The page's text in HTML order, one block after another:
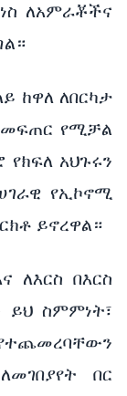
ለአምራቾችና
ከዋለ ለበርካታ
መፍጠር የሚቻል
አህጉሩን
የኢኮኖሚ
ይኖረዋል።
ለእርስ በእርስ
ስምምነት፣
በር